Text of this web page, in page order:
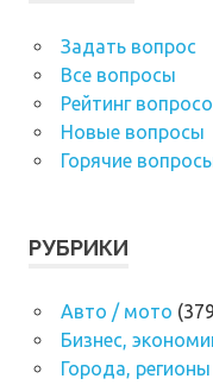
Задать вопрос
Все вопросы
Рейтинг
Новые вопросы
Горячие
РУБРИКИ
Авто / мото
Бизнес,
Города, регионы